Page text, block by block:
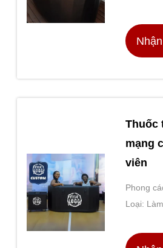
Thuốc
mạng
viên
Phong
giản và